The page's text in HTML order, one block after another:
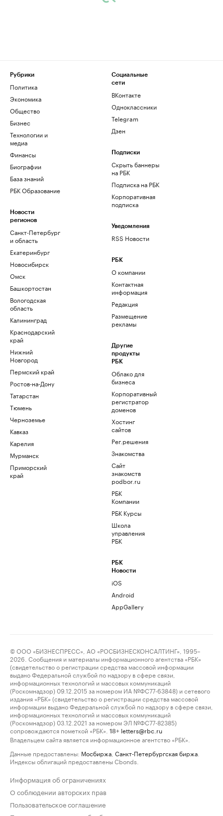
Рубрики
Политика
Экономика
Общество
Бизнес
Технологии и
медиа
Финансы
Биографии
База знаний
РБК Образование
Новости
регионов
Санкт-Петербург
и область
Екатеринбург
Новосибирск
Омск
Башкортостан
Вологодская
область
Калининград
Краснодарский
край
Нижний
Новгород
Пермский край
Ростов-на-Дону
Татарстан
Тюмень
Черноземье
Кавказ
Карелия
Мурманск
Приморский
край
Социальные
сети
ВКонтакте
Одноклассники
Telegram
Дзен
Подписки
Скрыть баннеры
на РБК
Подписка на РБК
Корпоративная
подписка
Уведомления
RSS Новости
РБК
О компании
Контактная
информация
Редакция
Размещение
рекламы
Другие
продукты
РБК
Облако для
бизнеса
Корпоративный
регистратор
доменов
Хостинг
сайтов
Рег.решения
Знакомства
Сайт
знакомств
podbor.ru
РБК
Компании
РБК Курсы
Школа
управления
РБК
РБК
Новости
iOS
Android
AppGallery
© ООО «БИЗНЕСПРЕСС», АО «РОСБИЗНЕСКОНСАЛТИНГ», 1995–
2026. Сообщения и материалы информационного агентства «РБК»
(свидетельство о регистрации средства массовой информации
выдано Федеральной службой по надзору в сфере связи,
информационных технологий и массовых коммуникаций
(Роскомнадзор) 09.12.2015 за номером ИА №ФС77-63848) и сетевого
издания «РБК» (свидетельство о регистрации средства массовой
информации выдано Федеральной службой по надзору в сфере связи,
информационных технологий и массовых коммуникаций
(Роскомнадзор) 03.12.2021 за номером ЭЛ №ФС77-82385)
сопровождаются пометкой «РБК».
18+ letters@rbc.ru
Владельцем сайта является информационное агентство «РБК».
Данные предоставлены: Мосбиржа Санкт-Петербургская биржа
Индексы облигаций предоставлены Cbonds.
Информация об ограничениях
О соблюдении авторских прав
Пользовательское соглашение